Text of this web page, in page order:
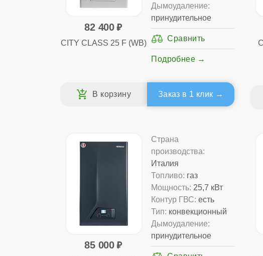
82 400
CITY CLASS 25 F (WB)
Дымоудаление:
принудительное
Подробнее
Заказ в 1 клик
85 000
Страна
производства:
Италия
Топливо: газ
Мощность: 25,7 кВт
Контур ГВС: есть
Тип: конвекционный
Дымоудаление:
принудительное